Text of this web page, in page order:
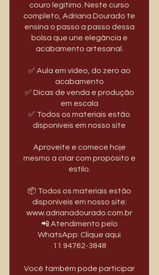
couro legítimo. Neste curso
completo, Adriana Dourado te
ensina o passo a passo dessa
bolsa que une elegância e
acabamento artesanal.
✅ Aula em vídeo, do zero ao
acabamento
✅ Dicas de venda e produção
em escala
✅ Todos os materiais estão
disponíveis em nosso site
Aproveite e comece hoje
mesmo a criar com propósito e
estilo.
📦 Todos os materiais estão
disponíveis em nosso site:
www.adrianadourado.com.br
📲 Atendimento pelo
WhatsApp: Clique aqui
11 94762-3848
Você também pode participar